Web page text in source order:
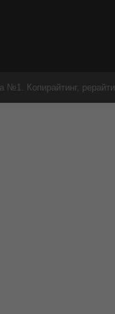
№1. Копирайтинг,